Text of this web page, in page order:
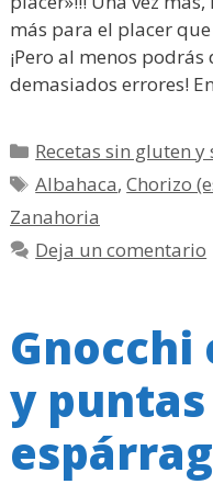
más para el placer
¡Pero al menos
demasiados errores!
Categorías
Recetas sin gluten y
Etiquetas
Albahaca,Chorizo
Zanahoria
Deja un comentario
Gnocchi
y puntas